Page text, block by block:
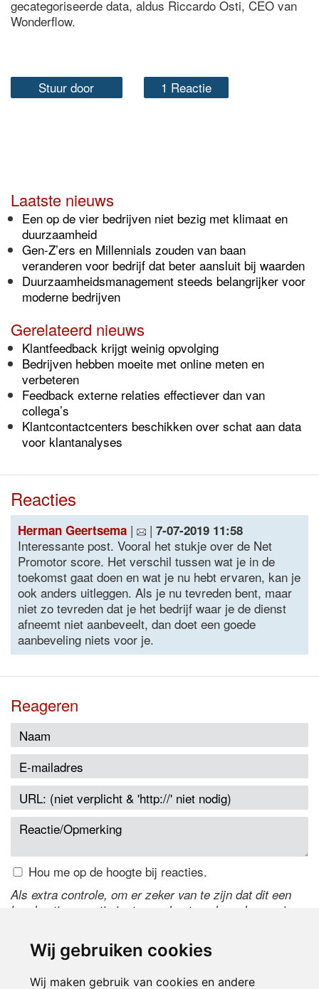
Wij gebruiken cookies
Wij maken gebruik van cookies en andere
gecategoriseerde data, aldus Riccardo Osti, CEO van
Wonderflow.
Stuur door 1 Reactie
Laatste nieuws
Een op de vier bedrijven niet bezig met klimaat en
duurzaamheid
Gen-Z’ers en Millennials zouden van baan
veranderen voor bedrijf dat beter aansluit bij waarden
Duurzaamheidsmanagement steeds belangrijker voor
moderne bedrijven
Gerelateerd nieuws
Klantfeedback krijgt weinig opvolging
Bedrijven hebben moeite met online meten en
verbeteren
Feedback externe relaties effectiever dan van
collega’s
Klantcontactcenters beschikken over schat aan data
voor klantanalyses
Reacties
Herman Geertsema | | 7-07-2019 11:58
Interessante post. Vooral het stukje over de Net
Promotor score. Het verschil tussen wat je in de
toekomst gaat doen en wat je nu hebt ervaren, kan je
ook anders uitleggen. Als je nu tevreden bent, maar
niet zo tevreden dat je het bedrijf waar je de dienst
afneemt niet aanbeveelt, dan doet een goede
aanbeveling niets voor je.
Reageren
Hou me op de hoogte bij reacties.
Als extra controle, om er zeker van te zijn dat dit een
handmatige reactie is, typ onderstaande code over in
de code te wijzigen.